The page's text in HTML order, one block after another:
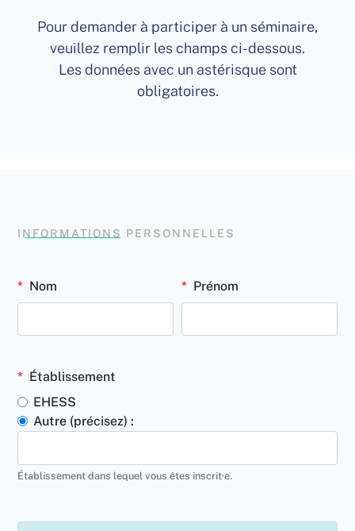
Pour demander à participer à un séminaire,
veuillez remplir les champs ci-dessous.
Les données avec un astérisque sont
obligatoires.
INFORMATIONS PERSONNELLES
Nom Prénom
Établissement
EHESS
Autre (précisez) :
Établissement dans lequel vous êtes inscrit·e.